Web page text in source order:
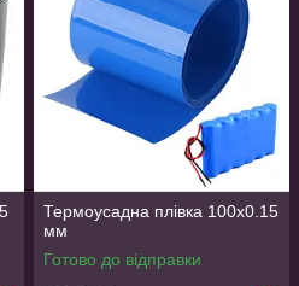
Термоусадна плівка 100x0.15
мм
Готово до відправки